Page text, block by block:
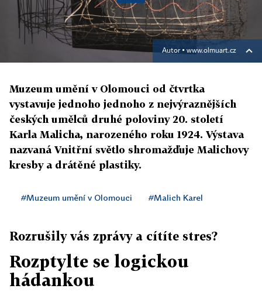
Autor ▪ www.olmuart.cz
Muzeum umění v Olomouci od čtvrtka
vystavuje jednoho jednoho z nejvýraznějších
českých umělců druhé poloviny 20. století
Karla Malicha, narozeného roku 1924. Výstava
nazvaná Vnitřní světlo shromažďuje Malichovy
kresby a drátěné plastiky.
#Muzeum umění v Olomouci #Malich Karel
Rozrušily vás zprávy a cítíte stres?
Rozptylte se logickou
hádankou